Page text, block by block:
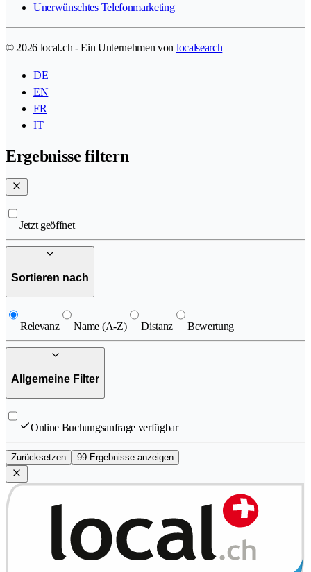
Unerwünschtes Telefonmarketing
© 2026 local.ch - Ein Unternehmen von localsearch
DE
EN
FR
IT
Ergebnisse filtern
Jetzt geöffnet
Sortieren nach
Relevanz Name (A-Z) Distanz Bewertung
Allgemeine Filter
Online Buchungsanfrage verfügbar
Zurücksetzen 99 Ergebnisse anzeigen